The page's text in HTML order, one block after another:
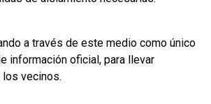
a través de este medio como único
información oficial, para llevar
vecinos.